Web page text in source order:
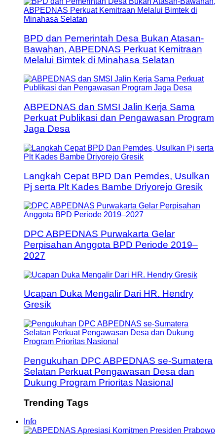
BPD dan Pemerintah Desa Bukan Atasan-
Bawahan, ABPEDNAS Perkuat Kemitraan
Melalui Bimtek di Minahasa Selatan
ABPEDNAS dan SMSI Jalin Kerja Sama
Perkuat Publikasi dan Pengawasan Program
Jaga Desa
Langkah Cepat BPD Dan Pemdes, Usulkan
Pj serta Plt Kades Bambe Driyorejo Gresik
DPC ABPEDNAS Purwakarta Gelar
Perpisahan Anggota BPD Periode 2019–
2027
Ucapan Duka Mengalir Dari HR. Hendry
Gresik
Pengukuhan DPC ABPEDNAS se-Sumatera
Selatan Perkuat Pengawasan Desa dan
Dukung Program Prioritas Nasional
Trending Tags
Info